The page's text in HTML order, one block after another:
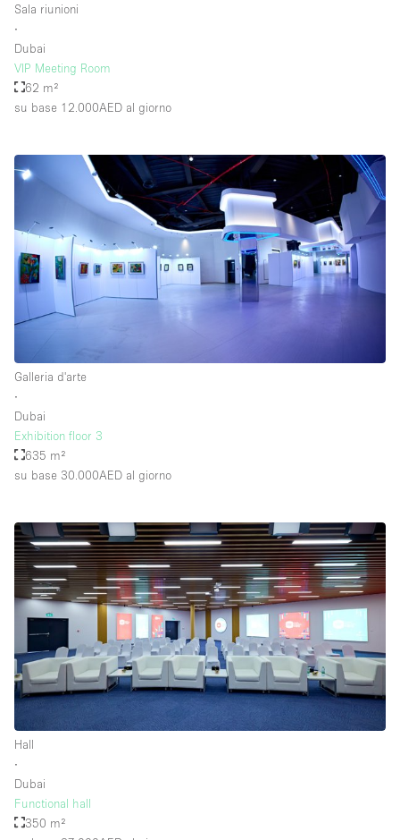
Sala riunioni
∙
Dubai
VIP Meeting Room
62 m²
su base 12.000AED al giorno
Galleria d'arte
∙
Dubai
Exhibition floor 3
635 m²
su base 30.000AED al giorno
Hall
∙
Dubai
Functional hall
350 m²